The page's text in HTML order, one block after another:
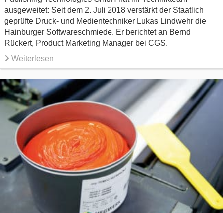
ausgeweitet: Seit dem 2. Juli 2018 verstärkt der Staatlich
geprüfte Druck- und Medientechniker Lukas Lindwehr die
Hainburger Softwareschmiede. Er berichtet an Bernd
Rückert, Product Marketing Manager bei CGS.
Weiterlesen